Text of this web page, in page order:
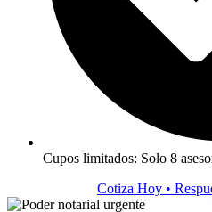
Cupos limitados: Solo 8
Cotiza Hoy •